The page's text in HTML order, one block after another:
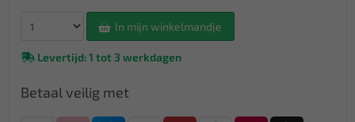
In mijn winkelmandje
Levertijd: 1 tot 3 werkdagen
Betaal veilig met